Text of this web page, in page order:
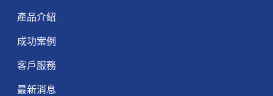
產品介紹
成功案例
客戶服務
最新消息